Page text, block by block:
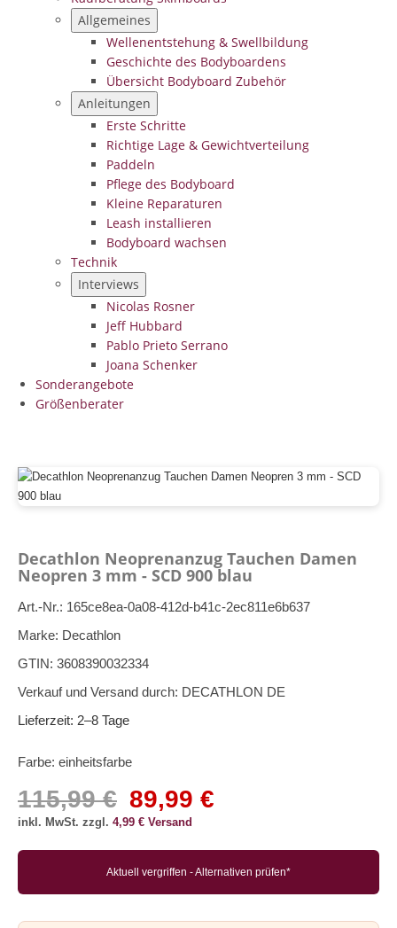
Allgemeines
Wellenentstehung & Swellbildung
Geschichte des Bodyboardens
Übersicht Bodyboard Zubehör
Anleitungen
Erste Schritte
Richtige Lage & Gewichtverteilung
Paddeln
Pflege des Bodyboard
Kleine Reparaturen
Leash installieren
Bodyboard wachsen
Technik
Interviews
Nicolas Rosner
Jeff Hubbard
Pablo Prieto Serrano
Joana Schenker
Sonderangebote
Größenberater
Decathlon Neoprenanzug Tauchen Damen
Neopren 3 mm - SCD 900 blau
Art.-Nr.: 165ce8ea-0a08-412d-b41c-2ec811e6b637
Marke: Decathlon
GTIN: 3608390032334
Verkauf und Versand durch: DECATHLON DE
Lieferzeit: 2–8 Tage
Farbe: einheitsfarbe
115,99 € 89,99 €
inkl. MwSt. zzgl. 4,99 € Versand
Aktuell vergriffen - Alternativen prüfen*